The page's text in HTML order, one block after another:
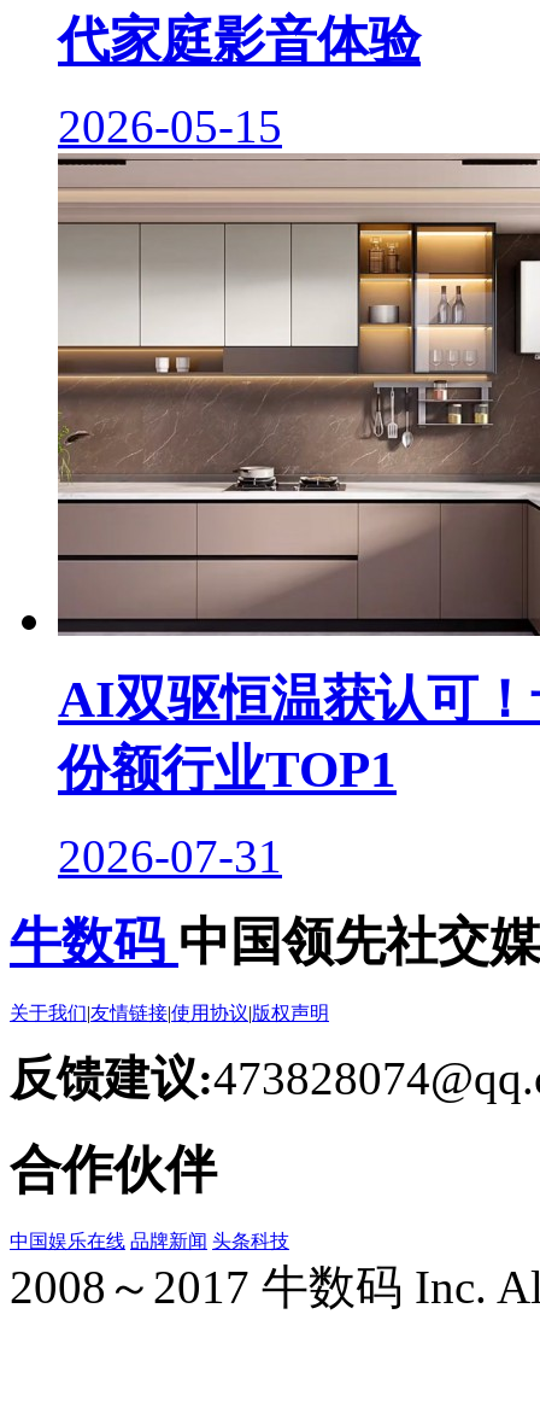
代家庭影音体验
2026-05-15
AI双驱恒温获认可
份额行业TOP1
2026-07-31
牛数码 中国领先社交
关于我们|友情链接|使用协议|版权声明
反馈建议:
合作伙伴
中国娱乐在线 品牌新闻 头条科技
2008～2017 牛数码 Inc.